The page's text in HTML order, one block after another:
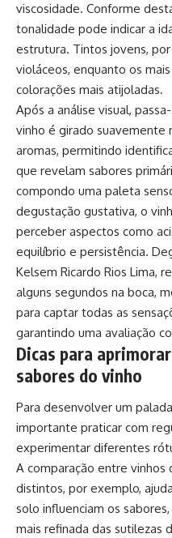
viscosidade. Conforme
tonalidade pode indicar a
estrutura. Tintos jovens,
violáceos, enquanto os
colorações mais atijoladas.
Após a análise visual,
vinho é girado suavemente
aromas, permitindo
que revelam sabores
compondo uma paleta
degustação gustativa, o
perceber aspectos como
equilíbrio e persistência.
Kelsem Ricardo Rios Lima,
alguns segundos na boca,
para captar todas as
garantindo uma avaliação
Dicas para
sabores do vinho
Para desenvolver um
importante praticar com
experimentar diferentes
A comparação entre vinhos
distintos, por exemplo,
solo influenciam os
mais refinada das sutilezas